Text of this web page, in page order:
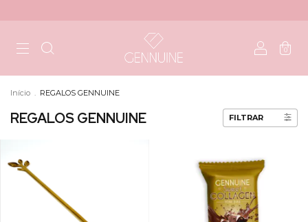
0
Início . REGALOS GENNUINE
REGALOS GENNUINE FILTRAR